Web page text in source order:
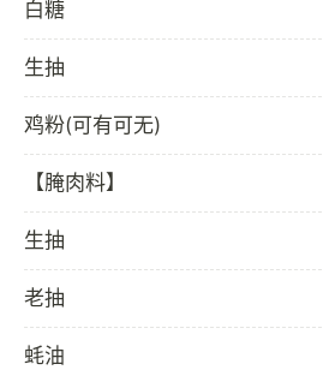
白糖
生抽
鸡粉(可有可无)
【腌肉料】
生抽
老抽
蚝油